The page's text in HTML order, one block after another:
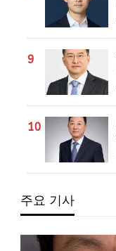
9
10
주요 기사